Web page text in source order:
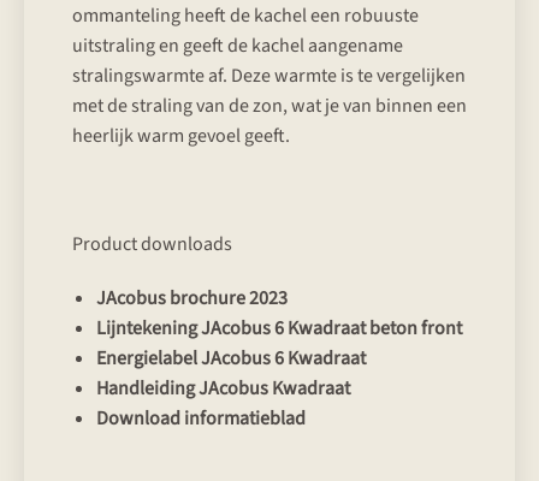
ommanteling heeft de kachel een robuuste
uitstraling en geeft de kachel aangename
stralingswarmte af. Deze warmte is te vergelijken
met de straling van de zon, wat je van binnen een
heerlijk warm gevoel geeft.
Product downloads
JAcobus brochure 2023
Lijntekening JAcobus 6 Kwadraat beton front
Energielabel JAcobus 6 Kwadraat
Handleiding JAcobus Kwadraat
Download informatieblad